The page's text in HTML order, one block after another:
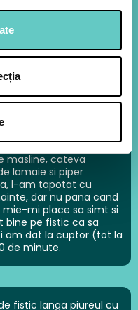
cuptorul incins la 180
minute, pana cand
culoare.
imbiba de arome,
L-am scos din punga,
un amestec din
masline, cateva
lamaie si piper
l-am tapotat cu
dar nu pana cand
mi place sa simt si
bine pe fistic ca sa
am dat la cuptor (tot la
de minute.
fistic langa piureul cu